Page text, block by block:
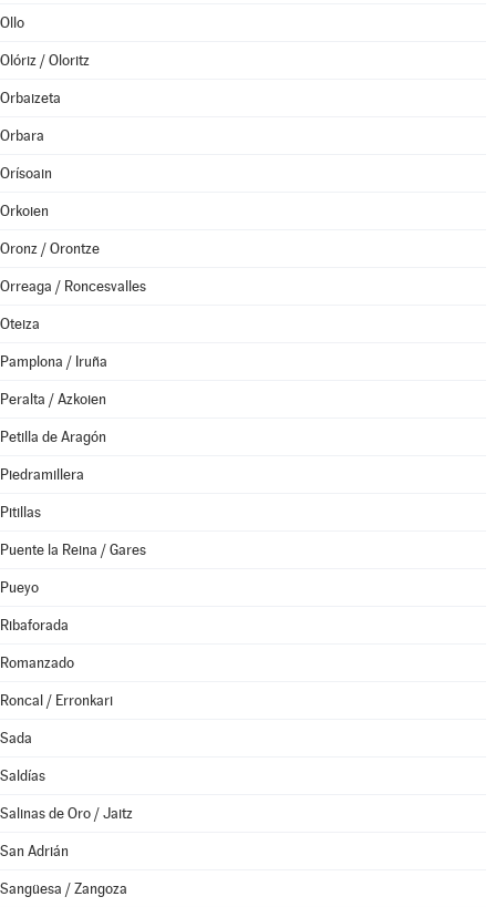
Ollo
Olóriz / Oloritz
Orbaizeta
Orbara
Orísoain
Orkoien
Oronz / Orontze
Orreaga / Roncesvalles
Oteiza
Pamplona / Iruña
Peralta / Azkoien
Petilla de Aragón
Piedramillera
Pitillas
Puente la Reina / Gares
Pueyo
Ribaforada
Romanzado
Roncal / Erronkari
Sada
Saldías
Salinas de Oro / Jaitz
San Adrián
Sangüesa / Zangoza